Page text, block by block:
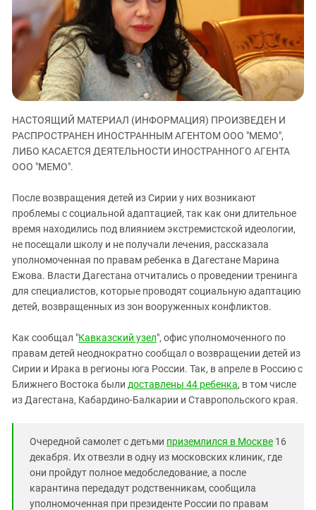
ЗАСТАВЛЯЕТ
КАВКАЗ ЗА ПАЛЕСТИНУ
ИНАКОМЫСЛИЕ В ЧЕЧНЕ
ПРЕСЛЕДОВАНИЕ АКТИВИСТОВ
МОБИЛИЗАЦИЯ И ПРОТЕСТЫ
Дагестан
Ингушетия
Кабардино-Балкария
Калмыкия
Карачаево-Черкесия
Краснодарский край
Российская Федерация
Северная Осетия - Алания
СКФО
Ставропольский край
Чечня
Южная Осетия
ЮФО
НАСТОЯЩИЙ МАТЕРИАЛ (ИНФОРМАЦИЯ) ПРОИЗВЕДЕН И
РАСПРОСТРАНЕН ИНОСТРАННЫМ АГЕНТОМ ООО "МЕМО",
ЛИБО КАСАЕТСЯ ДЕЯТЕЛЬНОСТИ ИНОСТРАННОГО АГЕНТА
ООО "МЕМО".
После возвращения детей из Сирии у них возникают
проблемы с социальной адаптацией, так как они длительное
время находились под влиянием экстремистской идеологии,
не посещали школу и не получали лечения, рассказала
уполномоченная по правам ребенка в Дагестане Марина
Ежова. Власти Дагестана отчитались о проведении тренинга
для специалистов, которые проводят социальную адаптацию
детей, возвращенных из зон вооруженных конфликтов.
Как сообщал "Кавказский узел", офис уполномоченного по
правам детей неоднократно сообщал о возвращении детей из
Сирии и Ирака в регионы юга России. Так, в апреле в Россию с
Ближнего Востока были доставлены 44 ребенка, в том числе
из Дагестана, Кабардино-Балкарии и Ставропольского края.
Очередной самолет с детьми приземлился в Москве 16
декабря. Их отвезли в одну из московских клиник, где
они пройдут полное медобследование, а после
карантина передадут родственникам, сообщила
уполномоченная при президенте России по правам